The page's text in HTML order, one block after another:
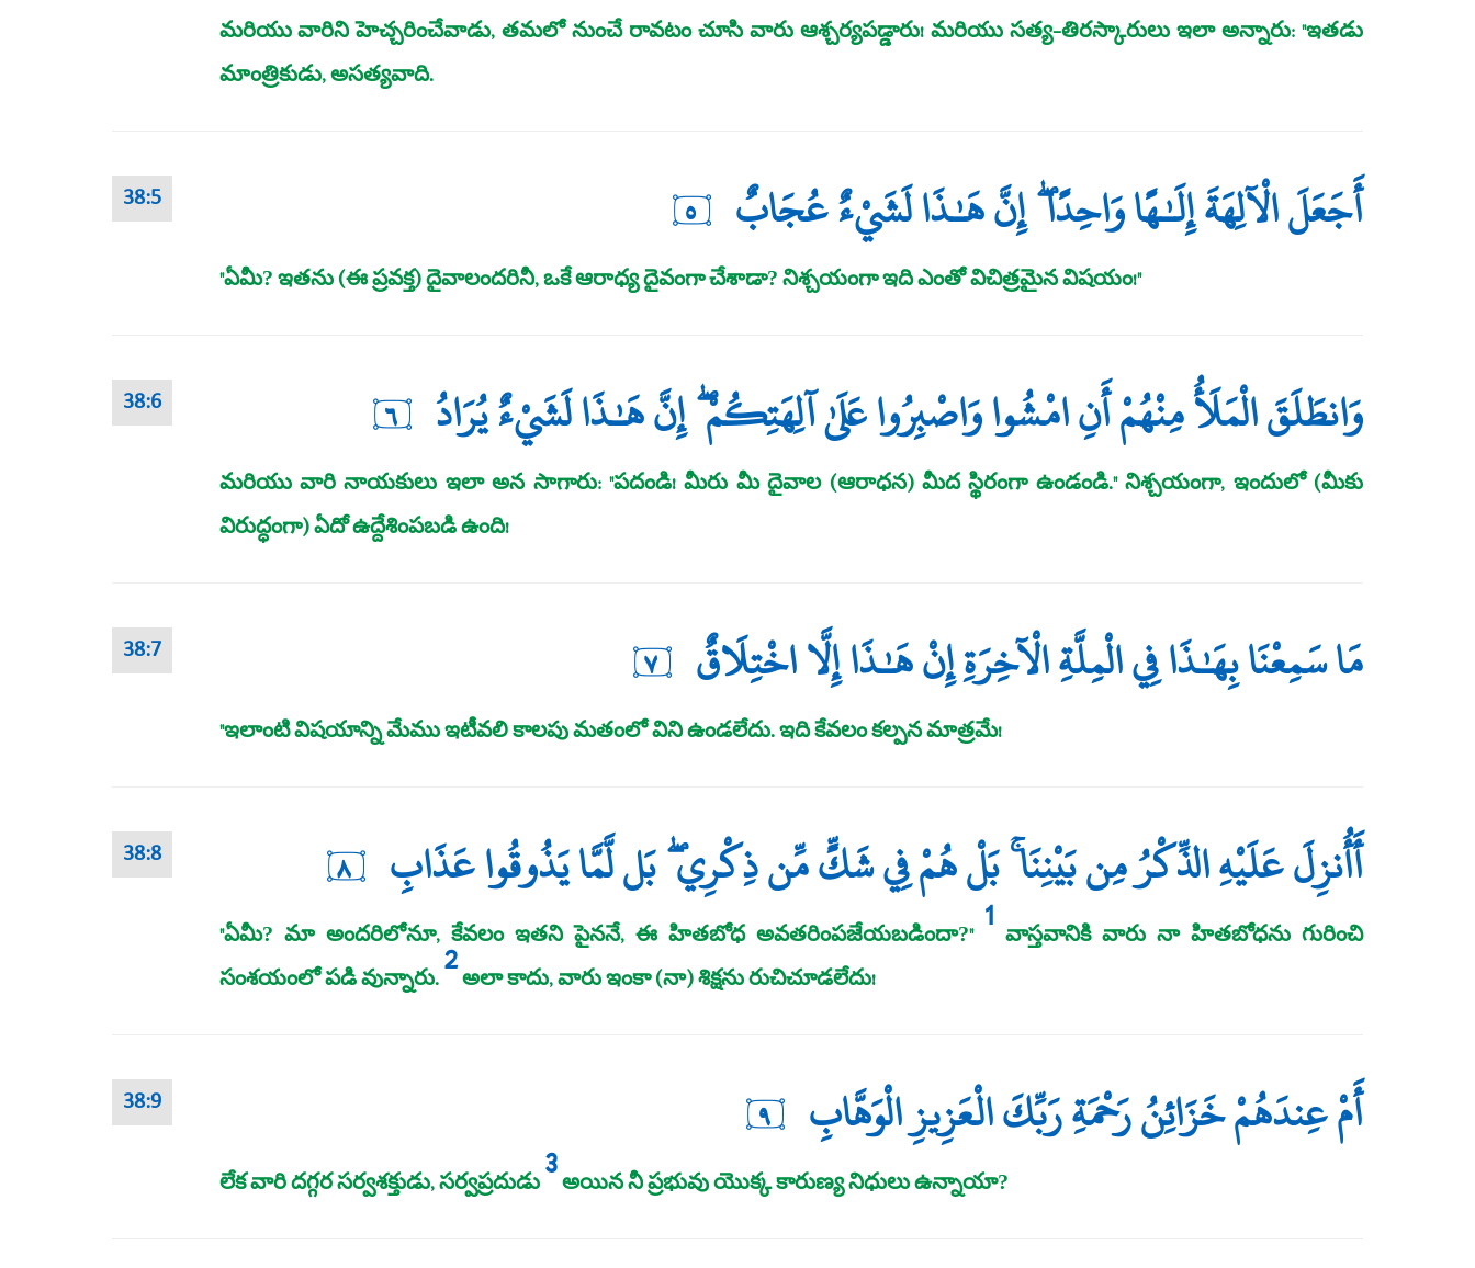
మరియు వారిని హెచ్చరించేవాడు, తమలో నుంచే రావటం చూసి వారు ఆశ్చర్యపడ్డారు! మరియు సత్య-తిరస్కారులు ఇలా అన్నారు: "ఇతడు
మాంత్రికుడు, అసత్యవాది.
38:5 أَجَعَلَ الْآلِهَةَ إِلَـٰهًا وَاحِدًا ۖ إِنَّ هَـٰذَا لَشَيْءٌ عُجَابٌ ٥
"ఏమీ? ఇతను (ఈ ప్రవక్త) దైవాలందరినీ, ఒకే ఆరాధ్య దైవంగా చేశాడా? నిశ్చయంగా ఇది ఎంతో విచిత్రమైన విషయం!"
38:6 وَانطَلَقَ الْمَلَأُ مِنْهُمْ أَنِ امْشُوا وَاصْبِرُوا عَلَىٰ آلِهَتِكُمْ ۖ إِنَّ هَـٰذَا لَشَيْءٌ يُرَادُ ٦
మరియు వారి నాయకులు ఇలా అన సాగారు: "పదండి! మీరు మీ దైవాల (ఆరాధన) మీద స్థిరంగా ఉండండి." నిశ్చయంగా, ఇందులో (మీకు
విరుద్ధంగా) ఏదో ఉద్దేశింపబడి ఉంది!
38:7 مَا سَمِعْنَا بِهَـٰذَا فِي الْمِلَّةِ الْآخِرَةِ إِنْ هَـٰذَا إِلَّا اخْتِلَاقٌ ٧
"ఇలాంటి విషయాన్ని మేము ఇటీవలి కాలపు మతంలో విని ఉండలేదు. ఇది కేవలం కల్పన మాత్రమే!
38:8 أَأُنزِلَ عَلَيْهِ الذِّكْرُ مِن بَيْنِنَا ۚ بَلْ هُمْ فِي شَكٍّ مِّن ذِكْرِي ۖ بَل لَّمَّا يَذُوقُوا عَذَابِ ٨
"ఏమీ? మా అందరిలోనూ, కేవలం ఇతని పైననే, ఈ హితబోధ అవతరింపజేయబడిందా?" 1 వాస్తవానికి వారు నా హితబోధను గురించి
సంశయంలో పడి వున్నారు.2అలా కాదు, వారు ఇంకా (నా) శిక్షను రుచిచూడలేదు!
38:9 أَمْ عِندَهُمْ خَزَائِنُ رَحْمَةِ رَبِّكَ الْعَزِيزِ الْوَهَّابِ ٩
లేక వారి దగ్గర సర్వశక్తుడు, సర్వప్రదుడు3అయిన నీ ప్రభువు యొక్క కారుణ్య నిధులు ఉన్నాయా?